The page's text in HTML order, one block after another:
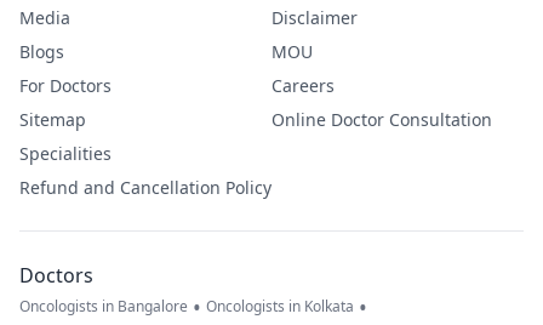
Media
Blogs
For Doctors
Sitemap
Specialities
Refund and Cancellation Policy
Disclaimer
MOU
Careers
Online Doctor Consultation
Doctors
Oncologists in Bangalore • Oncologists in Kolkata •